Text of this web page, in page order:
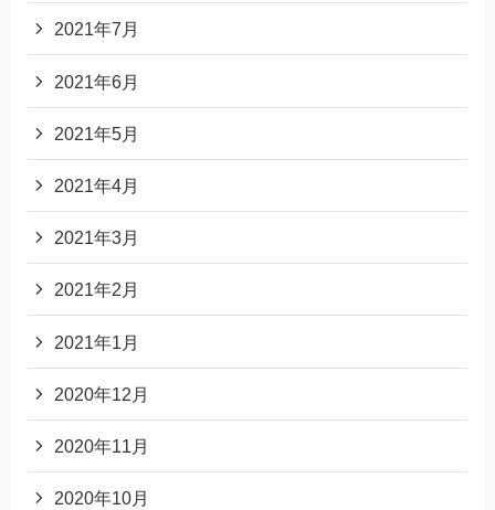
2021年7月
2021年6月
2021年5月
2021年4月
2021年3月
2021年2月
2021年1月
2020年12月
2020年11月
2020年10月